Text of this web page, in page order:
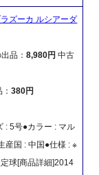
ズーカ ルシアーダ
品：8,980円 中古
：380円
: 5号●カラー : マル
産国 : 中国●仕様 : ※
球[商品詳細]2014